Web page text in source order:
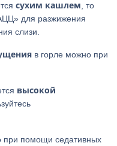
сухим кашлем , то
для разжижения
слизи.
в горле можно при
высокой
при помощи седативных